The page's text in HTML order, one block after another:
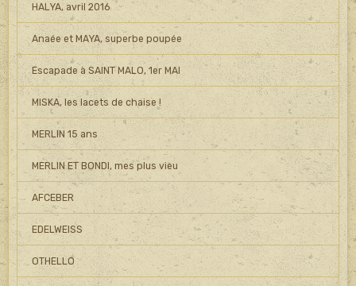
HALYA, avril 2016
Anaée et MAYA, superbe poupée
Escapade à SAINT MALO, 1er MAI
MISKA, les lacets de chaise !
MERLIN 15 ans
MERLIN ET BONDI, mes plus vieu
AFCEBER
EDELWEISS
OTHELLO